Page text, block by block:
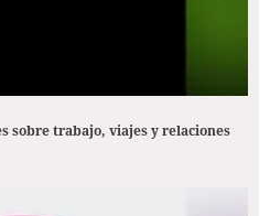
sobre trabajo, viajes y relaciones